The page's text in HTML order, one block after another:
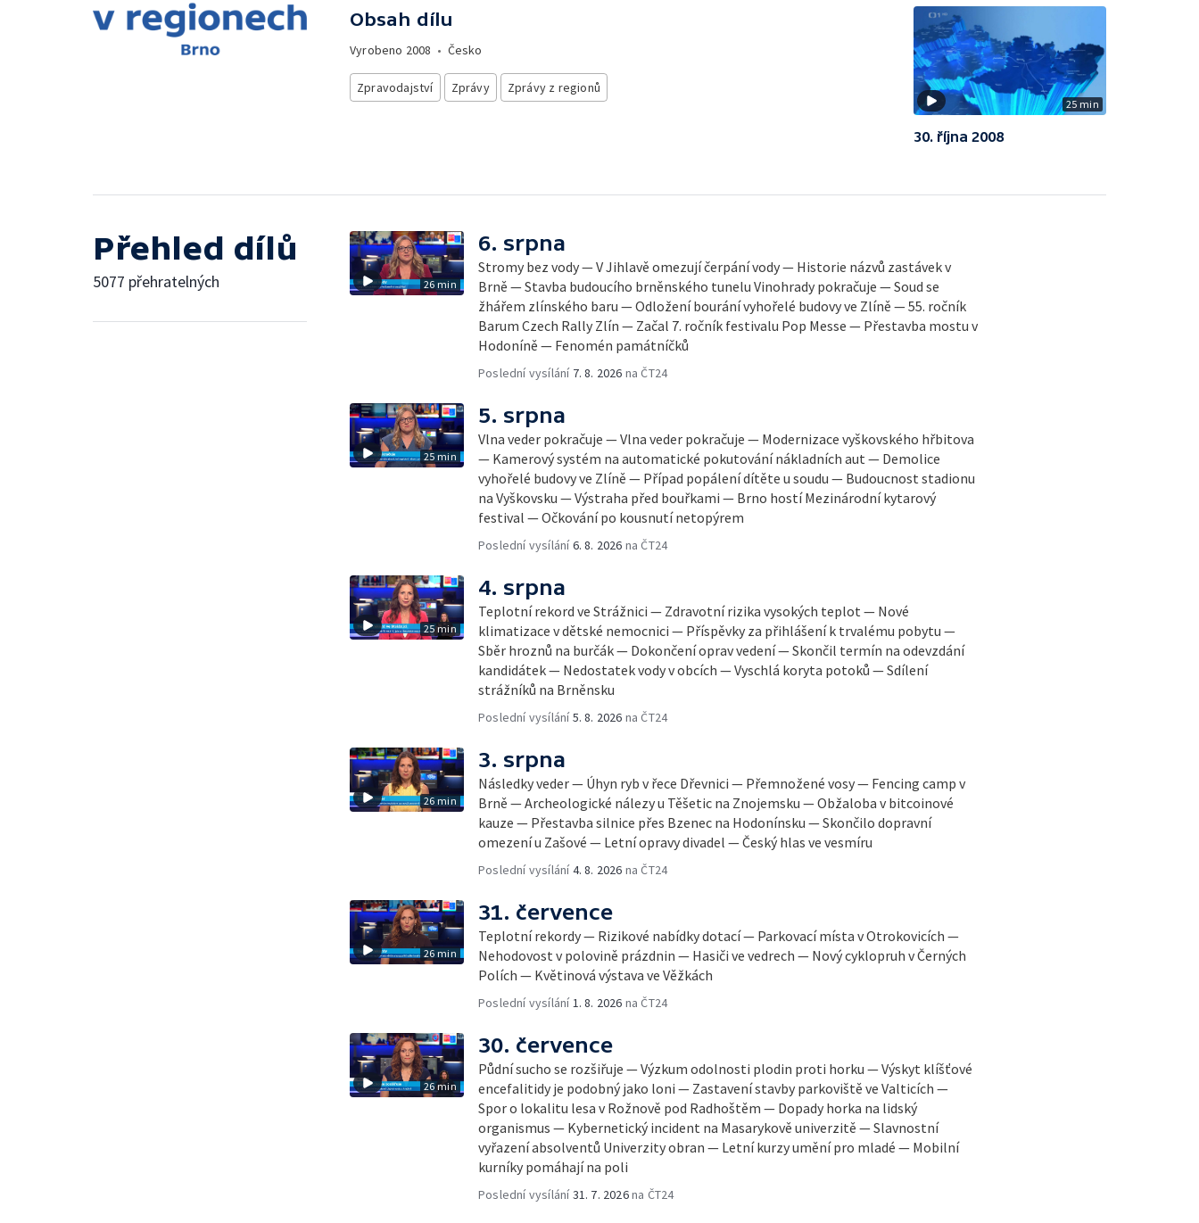
Obsah dílu
Vyrobeno 2008 • Česko
Zpravodajství Zprávy Zprávy z regionů
25 min
30. října 2008
Přehled dílů
5077 přehratelných 26 min
6. srpna
Stromy bez vody — V Jihlavě omezují čerpání vody — Historie názvů zastávek v
Brně — Stavba budoucího brněnského tunelu Vinohrady pokračuje — Soud se
žhářem zlínského baru — Odložení bourání vyhořelé budovy ve Zlíně — 55. ročník
Barum Czech Rally Zlín — Začal 7. ročník festivalu Pop Messe — Přestavba mostu v
Hodoníně — Fenomén památníčků
Poslední vysílání 7. 8. 2026 na ČT24
25 min
5. srpna
Vlna veder pokračuje — Vlna veder pokračuje — Modernizace vyškovského hřbitova
— Kamerový systém na automatické pokutování nákladních aut — Demolice
vyhořelé budovy ve Zlíně — Případ popálení dítěte u soudu — Budoucnost stadionu
na Vyškovsku — Výstraha před bouřkami — Brno hostí Mezinárodní kytarový
festival — Očkování po kousnutí netopýrem
Poslední vysílání6. 8. 2026 na ČT24
25 min
4. srpna
Teplotní rekord ve Strážnici — Zdravotní rizika vysokých teplot — Nové
klimatizace v dětské nemocnici — Příspěvky za přihlášení k trvalému pobytu —
Sběr hroznů na burčák — Dokončení oprav vedení — Skončil termín na odevzdání
kandidátek — Nedostatek vody v obcích — Vyschlá koryta potoků — Sdílení
strážníků na Brněnsku
Poslední vysílání5. 8. 2026 na ČT24
26 min
3. srpna
Následky veder — Úhyn ryb v řece Dřevnici — Přemnožené vosy — Fencing camp v
Brně — Archeologické nálezy u Těšetic na Znojemsku — Obžaloba v bitcoinové
kauze — Přestavba silnice přes Bzenec na Hodonínsku — Skončilo dopravní
omezení u Zašové — Letní opravy divadel — Český hlas ve vesmíru
Poslední vysílání4. 8. 2026 na ČT24
26 min
31. července
Teplotní rekordy — Rizikové nabídky dotací — Parkovací místa v Otrokovicích —
Nehodovost v polovině prázdnin — Hasiči ve vedrech — Nový cyklopruh v Černých
Polích — Květinová výstava ve Věžkách
Poslední vysílání 1. 8. 2026 na ČT24
26 min
30. července
Půdní sucho se rozšiřuje — Výzkum odolnosti plodin proti horku — Výskyt klíšťové
encefalitidy je podobný jako loni — Zastavení stavby parkoviště ve Valticích —
Spor o lokalitu lesa v Rožnově pod Radhoštěm — Dopady horka na lidský
organismus — Kybernetický incident na Masarykově univerzitě — Slavnostní
vyřazení absolventů Univerzity obran — Letní kurzy umění pro mladé — Mobilní
kurníky pomáhají na poli
Poslední vysílání31. 7. 2026na ČT24